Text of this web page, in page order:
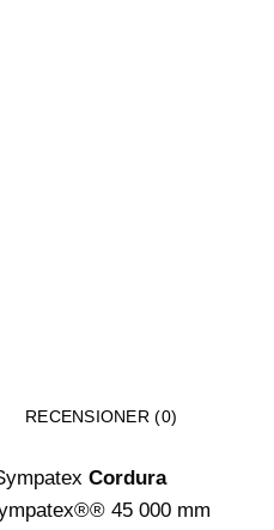
RECENSIONER (0)
Cordura
45 000 mm